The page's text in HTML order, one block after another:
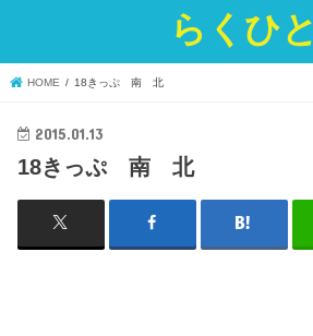
らくひと
HOME 18きっぷ 南 北
2015.01.13
18きっぷ 南 北